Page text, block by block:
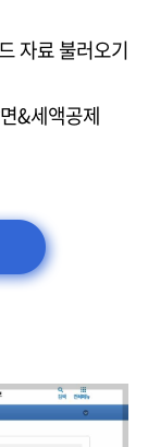
자료 불러오기
&세액공제